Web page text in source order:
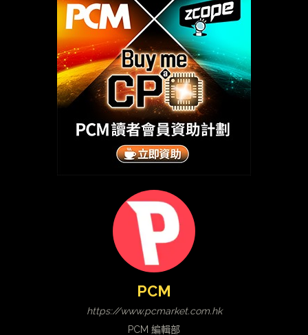
PCM
https://www.pcmarket.com.hk
PCM 編輯部